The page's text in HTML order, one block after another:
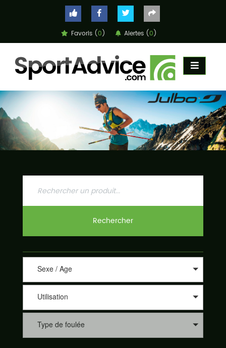
Favoris (0) Alertes (0)
COMPARATEUR
CONSEILS
CONTACT
Rechercher
Sexe / Age
Utilisation
Type de foulée